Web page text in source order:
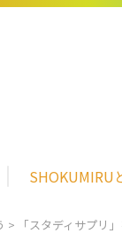
SHOKUMIRU
> 「スタディサプリ